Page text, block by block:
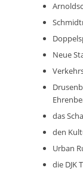
Neue
das
den
Urban
die DJK